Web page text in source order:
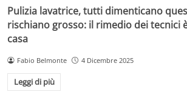
Pulizia lavatrice, tutti dimenticano
rischiano grosso: il rimedio dei tecnici
casa
Fabio Belmonte 4 Dicembre 2025
Leggi di più